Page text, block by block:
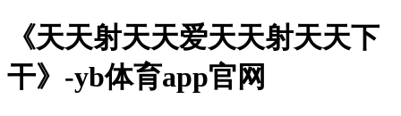
《天天射天天爱天天射天天下
干》-yb体育app官网